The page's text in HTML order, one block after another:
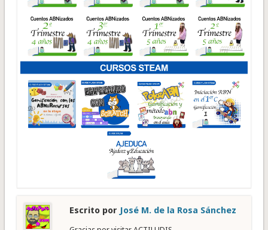
Escrito por José M. de la Rosa Sánchez